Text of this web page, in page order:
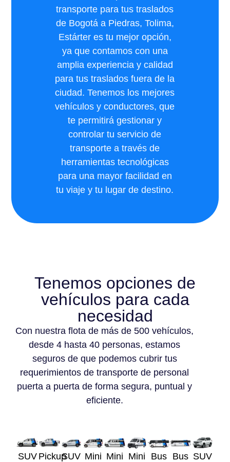
transporte para tus traslados
de Bogotá a Piedras, Tolima,
Estárter es tu mejor opción,
ya que contamos con una
amplia experiencia y calidad
para tus traslados fuera de la
ciudad. Tenemos los mejores
vehículos y conductores, que
te permitirá gestionar y
controlar tu servicio de
transporte a través de
herramientas tecnológicas
para una mayor facilidad en
tu viaje y tu lugar de destino.
Tenemos opciones de
vehículos para cada
necesidad
Con nuestra flota de más de 500 vehículos,
desde 4 hasta 40 personas, estamos
seguros de que podemos cubrir tus
requerimientos de transporte de personal
puerta a puerta de forma segura, puntual y
eficiente.
SUV PickupSUV Mini Mini Mini
Bus
Bus SUV